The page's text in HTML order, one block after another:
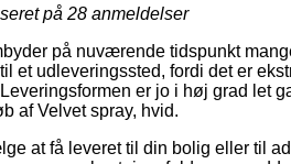
på 28 anmeldelser
på nuværende tidspunkt
et udleveringssted, fordi det er
er jo i høj grad let
af Velvet spray, hvid.
at få leveret til din bolig eller til